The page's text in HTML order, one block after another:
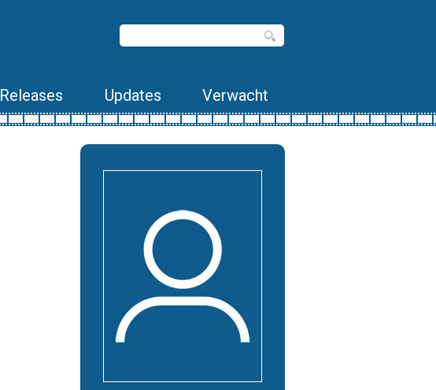
Releases Updates Verwacht